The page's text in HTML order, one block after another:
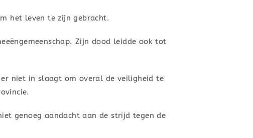
het leven te zijn gebracht.
Zijn dood leidde ook tot
niet in slaagt om overal de veiligheid te
genoeg aandacht aan de strijd tegen de